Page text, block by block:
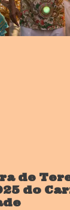
de
do